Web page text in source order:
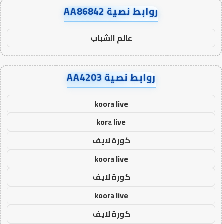
روابط نصية AA86842
عالم الشباب
روابط نصية AA4203
koora live
kora live
كورة لايف
koora live
كورة لايف
koora live
كورة لايف